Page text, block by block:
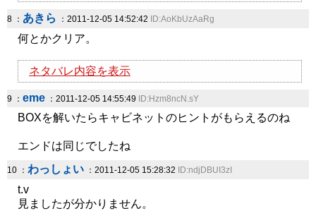
8 ： あきら ：2011-12-05 14:52:42 ID:AoKbUzAaRg
何とかクリア。
ネタバレ内容を表示
9 ： eme ：2011-12-05 14:55:49 ID:Hzm8ncN.sY
BOXを解いたらキャビネットのヒントがもらえるのね
エンドは同じでしたね
10 ： わっしょい ：2011-12-05 15:28:32 ID:ndjDBUI3zI
t.v
見ましたが分かりません。